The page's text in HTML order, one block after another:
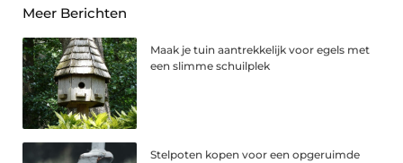
Meer Berichten
Maak je tuin aantrekkelijk voor egels met
een slimme schuilplek
Stelpoten kopen voor een opgeruimde